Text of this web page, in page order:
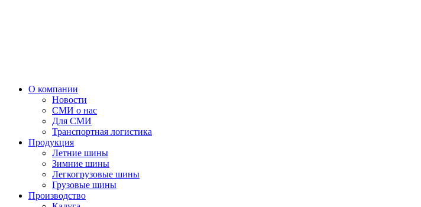
О компании
Новости
СМИ о нас
Для СМИ
Транспортная логистика
Продукция
Летние шины
Зимние шины
Легкогрузовые шины
Грузовые шины
Производство